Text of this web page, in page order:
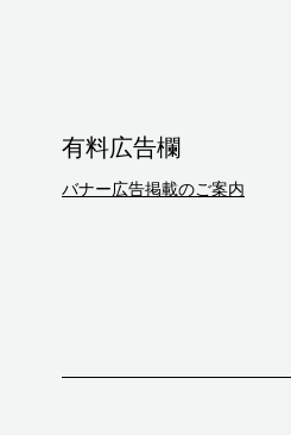
有料広告欄
バナー広告掲載のご案内